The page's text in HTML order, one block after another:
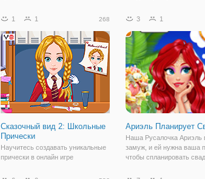
салон красоты и выйти из него
думаете, вы можете сделать это?
Если вы готовы, давайте начинать!
Вам нужно
удивительный пляжный
1 1 268
Сказочный вид 2: Школьные
Прически
Научитесь создавать уникальные
прически в онлайн игре
Прически". Это увлекательная
3 1
Ариэль Планирует
Наша Русалочка Ариэль
замуж, и ей нужна ваша
чтобы спланировать
нашей милой невесте и